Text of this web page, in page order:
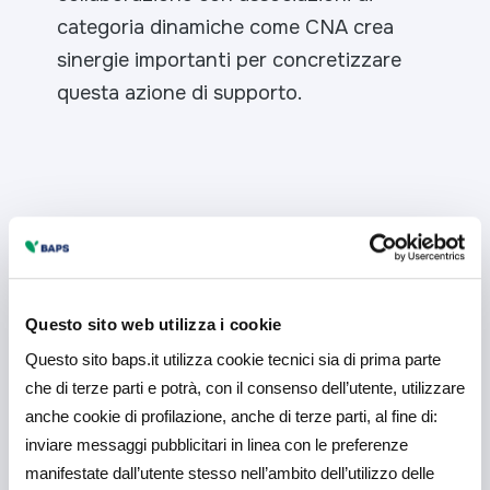
Questo sito web utilizza i cookie
Questo sito baps.it utilizza cookie tecnici sia di prima parte
che di terze parti e potrà, con il consenso dell’utente, utilizzare
anche cookie di profilazione, anche di terze parti, al fine di:
inviare messaggi pubblicitari in linea con le preferenze
manifestate dall’utente stesso nell’ambito dell’utilizzo delle
categoria dinamiche come CNA crea
sinergie importanti per concretizzare
questa azione di supporto.
Potrebbe interessarti
anche
5 Agosto 2026 Comunicati Stampa